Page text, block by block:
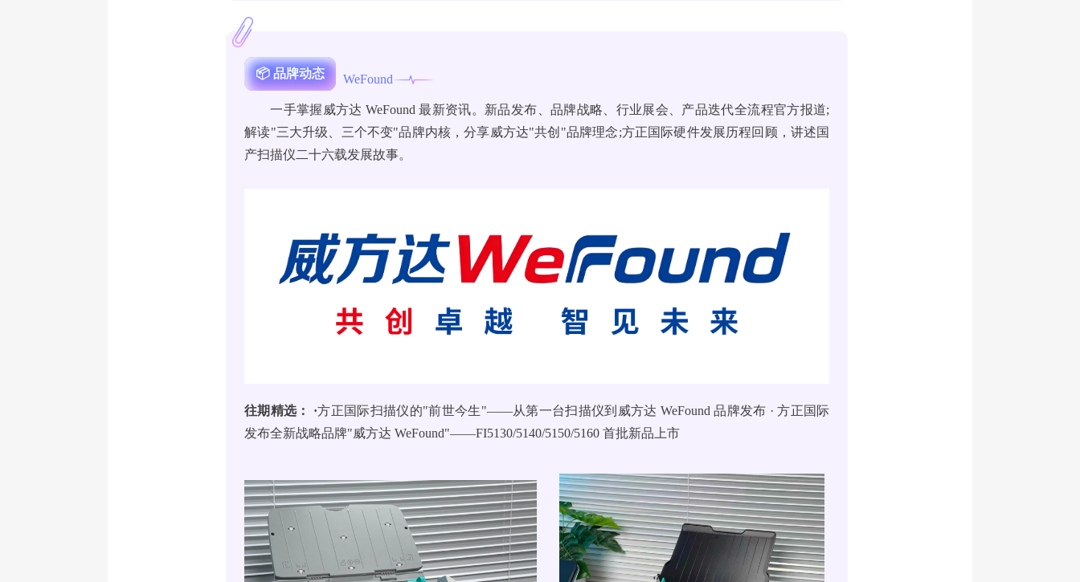
📦 品牌动态 WeFound
一手掌握威方达 WeFound 最新资讯。新品发布、品牌战略、行业展会、产品迭代全流程官方报道;
解读"三大升级、三个不变"品牌内核，分享威方达"共创"品牌理念;方正国际硬件发展历程回顾，讲述国
产扫描仪二十六载发展故事。
往期精选： ·方正国际扫描仪的"前世今生"——从第一台扫描仪到威方达 WeFound 品牌发布 · 方正国际
发布全新战略品牌"威方达 WeFound"——FI5130/5140/5150/5160 首批新品上市